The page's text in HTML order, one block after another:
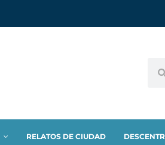
RELATOS DE CIUDAD